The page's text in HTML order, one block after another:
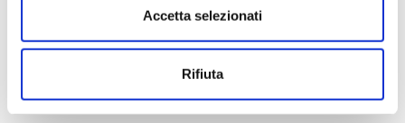
Accetta selezionati
Rifiuta
’80, inoltre, le figurine Panini sono esse
di vista stilistico, con diverse tipologie di
posa dei giocatori e con diversi sfondi, ma
era il loro fascino.